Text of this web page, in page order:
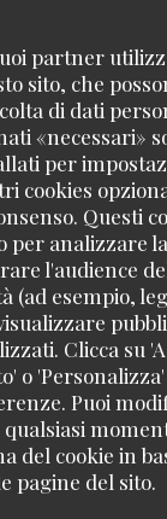
partner
sito, che
di dati
«necessari»
per
cookies
Questi
per analizzare
l'audience
(ad esempio,
Clicca su
o
Puoi
del cookie in
pagine del sito.
:
sommes très
au
belle
bientôt pour
:
est au top